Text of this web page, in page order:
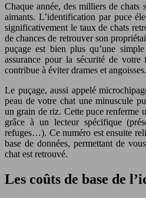
Chaque année, des milliers de chats
aimants. L’identification par puce
significativement le taux de chats
de chances de retrouver son
puçage est bien plus qu’une
assurance pour la sécurité de
contribue à éviter drames et angoisses.
Le puçage, aussi appelé
peau de votre chat une minuscule
un grain de riz. Cette puce renferme
grâce à un lecteur spécifique
refuges…). Ce numéro est ensuite
base de données, permettant de
chat est retrouvé.
Les coûts de base de